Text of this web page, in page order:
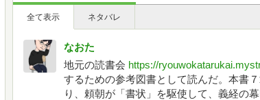
全て表示 ネタバレ
なおた
地元の読書会 https://
するための参考図書として読んだ。本書
り、頼朝が「書状」を駆使して、義経の